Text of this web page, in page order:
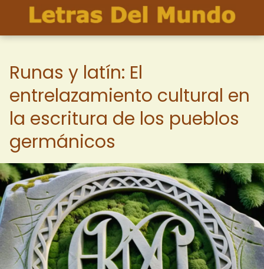
Runas y latín: El
entrelazamiento cultural en
la escritura de los pueblos
germánicos